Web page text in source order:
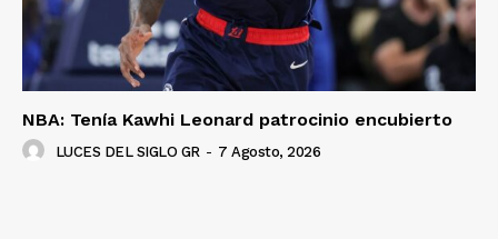
NBA: Tenía Kawhi Leonard patrocinio encubierto
LUCES DEL SIGLO GR - 7 Agosto, 2026